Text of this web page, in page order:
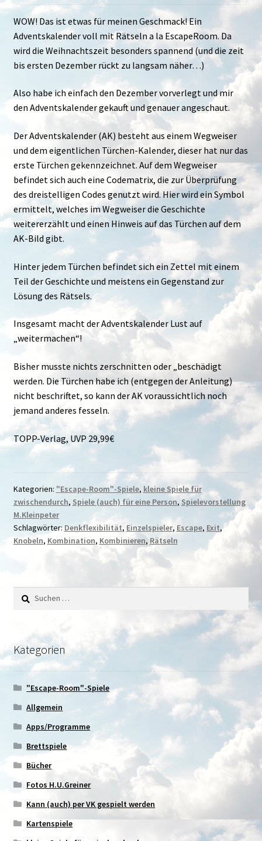
WOW! Das ist etwas für meinen Geschmack! Ein
Adventskalender voll mit Rätseln a la EscapeRoom. Da
wird die Weihnachtszeit besonders spannend (und die zeit
bis ersten Dezember rückt zu langsam näher…)
Also habe ich einfach den Dezember vorverlegt und mir
den Adventskalender gekauft und genauer angeschaut.
Der Adventskalender (AK) besteht aus einem Wegweiser
und dem eigentlichen Türchen-Kalender, dieser hat nur das
erste Türchen gekennzeichnet. Auf dem Wegweiser
befindet sich auch eine Codematrix, die zur Überprüfung
des dreistelligen Codes genutzt wird. Hier wird ein Symbol
ermittelt, welches im Wegweiser die Geschichte
weitererzählt und einen Hinweis auf das Türchen auf dem
AK-Bild gibt.
Hinter jedem Türchen befindet sich ein Zettel mit einem
Teil der Geschichte und meistens ein Gegenstand zur
Lösung des Rätsels.
Insgesamt macht der Adventskalender Lust auf
„weitermachen“!
Bisher musste nichts zerschnitten oder „beschädigt
werden. Die Türchen habe ich (entgegen der Anleitung)
nicht beschriftet, so kann der AK voraussichtlich noch
jemand anderes fesseln.
TOPP-Verlag, UVP 29,99€
Kategorien: "Escape-Room"-Spiele, kleine Spiele für
zwischendurch, Spiele (auch) für eine Person, Spielevorstellung
M.Kleinpeter
Schlagwörter:Denkflexibilität, Einzelspieler, Escape, Exit,
Knobeln, Kombination, Kombinieren,Rätseln
Suchen
nach:
Kategorien
"Escape-Room"-Spiele
Allgemein
Apps/Programme
Brettspiele
Bücher
Fotos H.U.Greiner
Kann (auch) per VK gespielt werden
Kartenspiele